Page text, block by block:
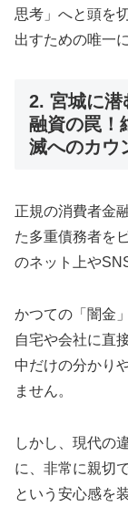
思考」へと頭を
出すための唯一
2. 宮城に潜
融資の罠！
滅へのカウ
正規の消費者金
た多重債務者を
のネット上や
かつての「闇金
自宅や会社に直
中だけの分かり
ません。
しかし、現代の
に、非常に親切
という安心感を